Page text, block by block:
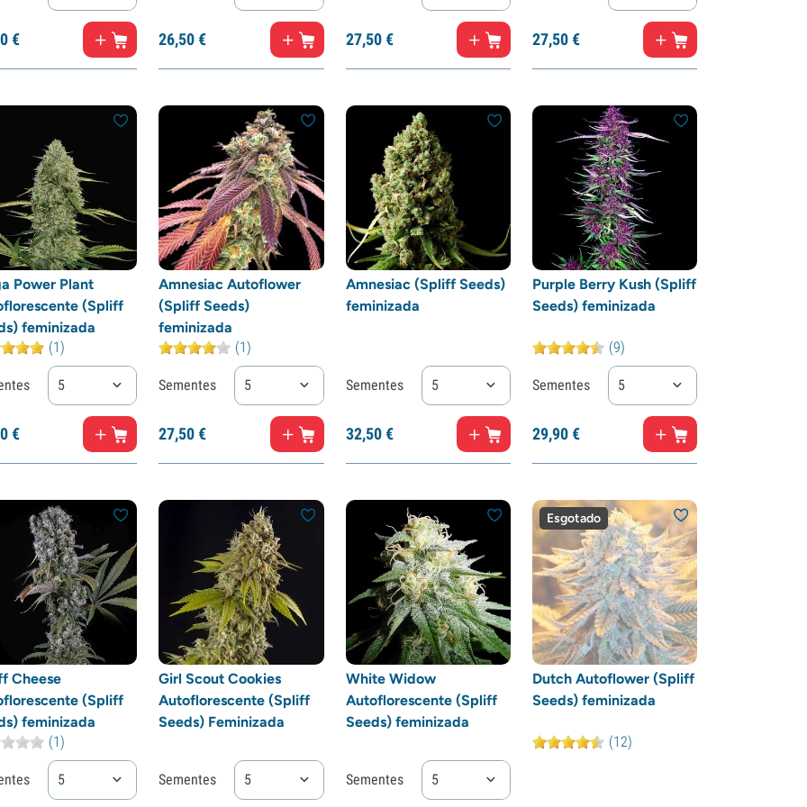
€ 26,50€ 27,50€ 27,50€
Power Plant
(Spliff
feminizada
(1)
5
€
Amnesiac Autoflower
(Spliff Seeds)
feminizada
(1)
Sementes 5
27,50€
Amnesiac (Spliff Seeds)
feminizada
Sementes 5
32,50€
Purple Berry Kush (Spliff
Seeds) feminizada
(9)
Sementes 5
29,90€
Cheese
(Spliff
feminizada
(1)
5
Girl Scout Cookies
Autoflorescente (Spliff
Seeds) Feminizada
Sementes 5
White Widow
Autoflorescente (Spliff
Seeds) feminizada
Sementes 5
Esgotado
Dutch Autoflower (Spliff
Seeds) feminizada
(12)